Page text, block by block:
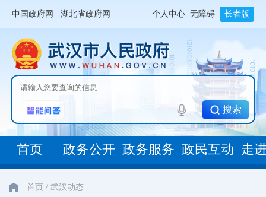
中国政府网 湖北省政府网 个人中心 无障碍 长者版
搜索
首页 政务公开 政务服务 政民互动 走
首页 / 武汉动态